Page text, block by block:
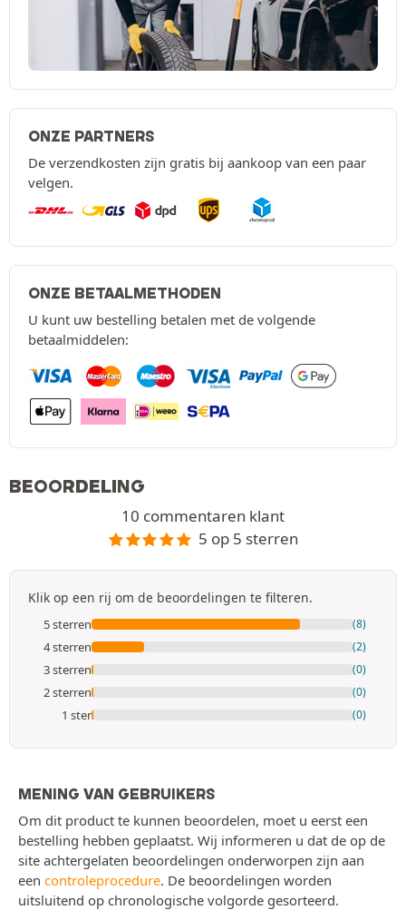
ONZE PARTNERS
De verzendkosten zijn gratis bij aankoop van een paar
velgen.
ONZE BETAALMETHODEN
U kunt uw bestelling betalen met de volgende
betaalmiddelen:
BEOORDELING
10 commentaren klant
5 op 5 sterren
Klik op een rij om de beoordelingen te filteren.
5 sterren (8)
4 sterren (2)
3 sterren (0)
2 sterren (0)
1 ster (0)
MENING VAN GEBRUIKERS
Om dit product te kunnen beoordelen, moet u eerst een
bestelling hebben geplaatst. Wij informeren u dat de op de
site achtergelaten beoordelingen onderworpen zijn aan
een controleprocedure. De beoordelingen worden
uitsluitend op chronologische volgorde gesorteerd.